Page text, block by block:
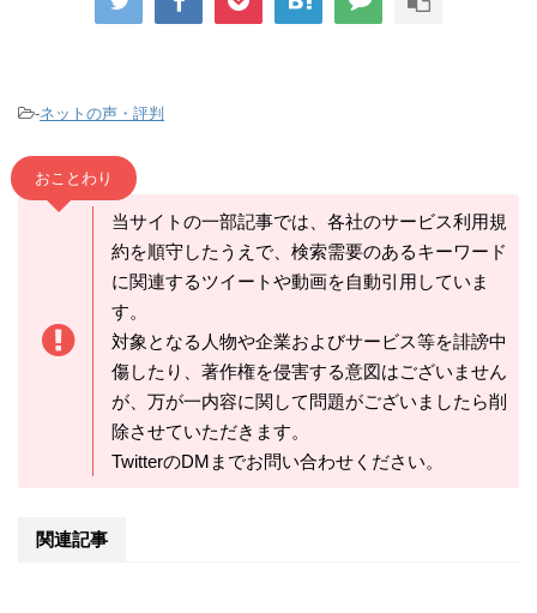
-ネットの声・評判
おことわり
当サイトの一部記事では、各社のサービス利用規
約を順守したうえで、検索需要のあるキーワード
に関連するツイートや動画を自動引用していま
す。
対象となる人物や企業およびサービス等を誹謗中
傷したり、著作権を侵害する意図はございません
が、万が一内容に関して問題がございましたら削
除させていただきます。
TwitterのDMまでお問い合わせください。
関連記事